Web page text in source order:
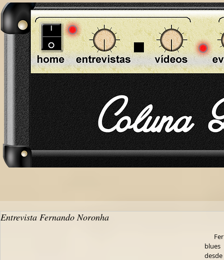
Entrevista Fernando Noronha